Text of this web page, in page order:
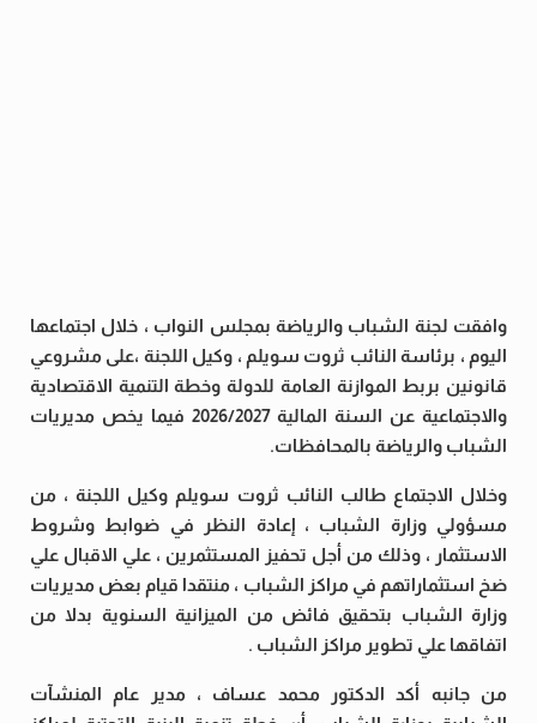
وافقت لجنة الشباب والرياضة بمجلس النواب ، خلال اجتماعها
اليوم ، برئاسة النائب ثروت سويلم ، وكيل اللجنة ،على مشروعي
قانونين بربط الموازنة العامة للدولة وخطة التنمية الاقتصادية
والاجتماعية عن السنة المالية 2026/2027 فيما يخص مديريات
الشباب والرياضة بالمحافظات.
وخلال الاجتماع طالب النائب ثروت سويلم وكيل اللجنة ، من
مسؤولي وزارة الشباب ، إعادة النظر في ضوابط وشروط
الاستثمار ، وذلك من أجل تحفيز المستثمرين ، علي الاقبال علي
ضخ استثماراتهم في مراكز الشباب ، منتقدا قيام بعض مديريات
وزارة الشباب بتحقيق فائض من الميزانية السنوية بدلا من
اتفاقها علي تطوير مراكز الشباب .
من جانبه أكد الدكتور محمد عساف ، مدير عام المنشآت